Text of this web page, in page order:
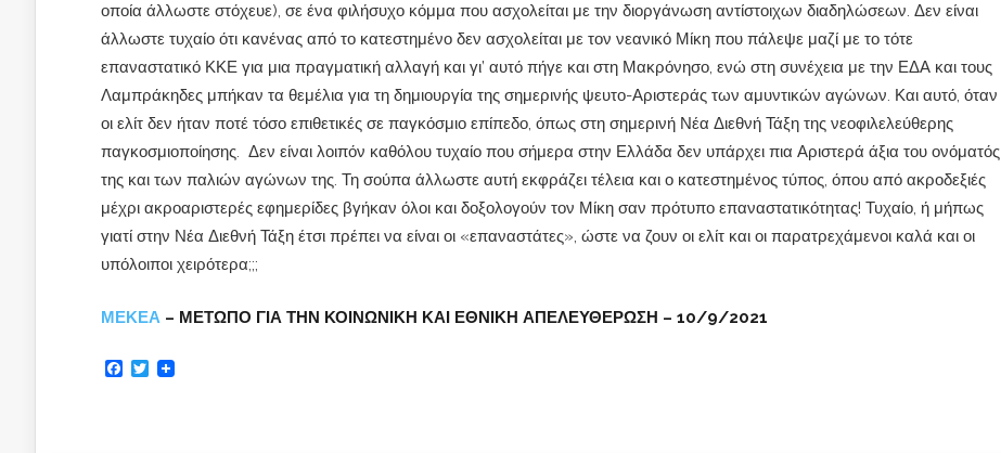
οποία άλλωστε στόχευε), σε ένα φιλήσυχο κόμμα που ασχολείται με την διοργάνωση αντίστοιχων διαδηλώσεων. Δεν είναι
άλλωστε τυχαίο ότι κανένας από το κατεστημένο δεν ασχολείται με τον νεανικό Μίκη που πάλεψε μαζί με το τότε
επαναστατικό ΚΚΕ για μια πραγματική αλλαγή και γι’ αυτό πήγε και στη Μακρόνησο, ενώ στη συνέχεια με την ΕΔΑ και τους
Λαμπράκηδες μπήκαν τα θεμέλια για τη δημιουργία της σημερινής ψευτο-Αριστεράς των αμυντικών αγώνων. Και αυτό, όταν
οι ελίτ δεν ήταν ποτέ τόσο επιθετικές σε παγκόσμιο επίπεδο, όπως στη σημερινή Νέα Διεθνή Τάξη της νεοφιλελεύθερης
παγκοσμιοποίησης. Δεν είναι λοιπόν καθόλου τυχαίο που σήμερα στην Ελλάδα δεν υπάρχει πια Αριστερά άξια του ονόματός
της και των παλιών αγώνων της. Τη σούπα άλλωστε αυτή εκφράζει τέλεια και ο κατεστημένος τύπος, όπου από ακροδεξιές
μέχρι ακροαριστερές εφημερίδες βγήκαν όλοι και δοξολογούν τον Μίκη σαν πρότυπο επαναστατικότητας! Τυχαίο, ή μήπως
γιατί στην Νέα Διεθνή Τάξη έτσι πρέπει να είναι οι «επαναστάτες», ώστε να ζουν οι ελίτ και οι παρατρεχάμενοι καλά και οι
υπόλοιποι χειρότερα;;;
ΜΕΚΕΑ – ΜΕΤΩΠΟ ΓΙΑ ΤΗΝ ΚΟΙΝΩΝΙΚΗ ΚΑΙ ΕΘΝΙΚΗ ΑΠΕΛΕΥΘΕΡΩΣΗ – 10/9/2021
Facebook
Twitter